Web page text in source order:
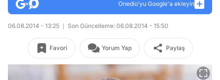
Onedio’yu Google'a ekleyin
06.08.2014 - 13:25 Son Güncelleme: 06.08.2014 - 15:50
Favori Yorum Yap Paylaş